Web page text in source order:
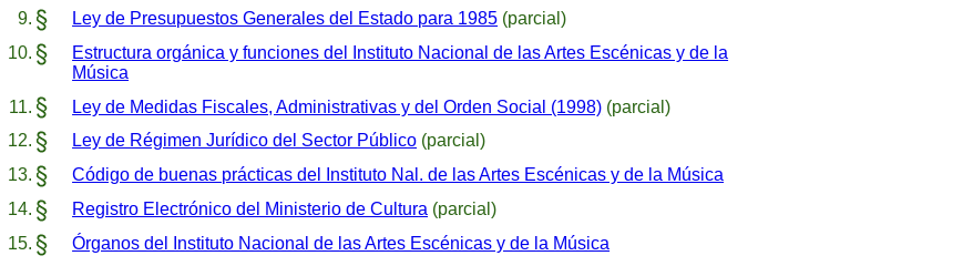
Ley de Presupuestos Generales del Estado para 1985 (parcial)
Estructura orgánica y funciones del Instituto Nacional de las Artes Escénicas y de la
Música
Ley de Medidas Fiscales, Administrativas y del Orden Social (1998) (parcial)
Ley de Régimen Jurídico del Sector Público (parcial)
Código de buenas prácticas del Instituto Nal. de las Artes Escénicas y de la Música
Registro Electrónico del Ministerio de Cultura (parcial)
Órganos del Instituto Nacional de las Artes Escénicas y de la Música